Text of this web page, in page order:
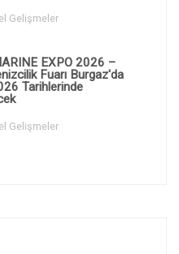
Gelişmeler
EXPO 2026 –
Fuarı Burgaz'da
Tarihlerinde
Gelişmeler